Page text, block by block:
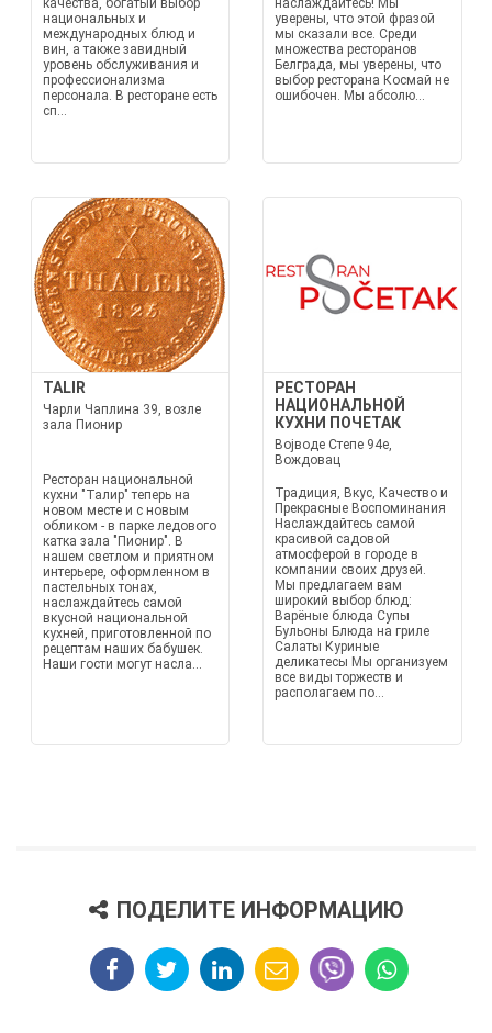
качества, богатый выбор
национальных и
международных блюд и
вин, а также завидный
уровень обслуживания и
профессионализма
персонала. В ресторане есть
сп...
наслаждайтесь! Мы
уверены, что этой фразой
мы сказали все. Среди
множества ресторанов
Белграда, мы уверены, что
выбор ресторана Космай не
ошибочен. Мы абсолю...
TALIR
Чарли Чаплина 39, возле
зала Пионир
Ресторан национальной
кухни "Талир" теперь на
новом месте и с новым
обликом - в парке ледового
катка зала "Пионир". В
нашем светлом и приятном
интерьере, оформленном в
пастельных тонах,
наслаждайтесь самой
вкусной национальной
кухней, приготовленной по
рецептам наших бабушек.
Наши гости могут насла...
РЕСТОРАН
НАЦИОНАЛЬНОЙ
КУХНИ ПОЧЕТАК
Војводе Степе 94е,
Вождовац
Традиция, Вкус, Качество и
Прекрасные Воспоминания
Наслаждайтесь самой
красивой садовой
атмосферой в городе в
компании своих друзей.
Мы предлагаем вам
широкий выбор блюд:
Варёные блюда Супы
Бульоны Блюда на гриле
Салаты Куриные
деликатесы Мы организуем
все виды торжеств и
располагаем по...
ПОДЕЛИТЕ ИНФОРМАЦИЮ